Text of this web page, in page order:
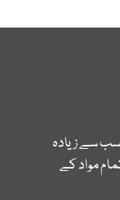
سب سے زیادہ
مواد کے